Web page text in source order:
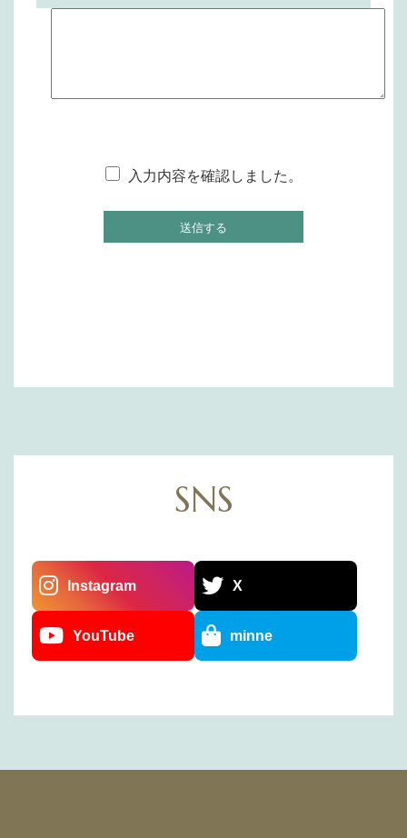
入力内容を確認しました。
SNS
Instagram X
YouTube minne